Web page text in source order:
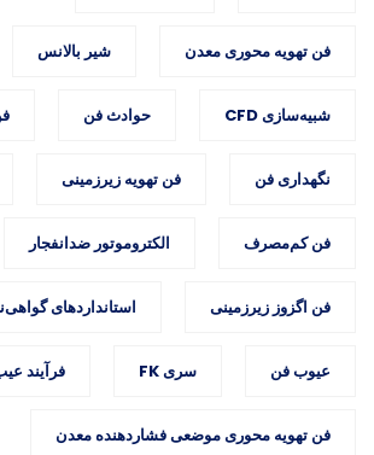
فن تهویه محوری معدن شیر بالانس
شبیه‌سازی CFD حوادث فن
نگهداری فن فن تهویه زیرزمینی
فن کم‌مصرف الکتروموتور ضدانفجار
فن اگزوز زیرزمینی استانداردهای
عیوب فن سری FK فرآیند
فن تهویه محوری موضعی فشاردهنده معدن